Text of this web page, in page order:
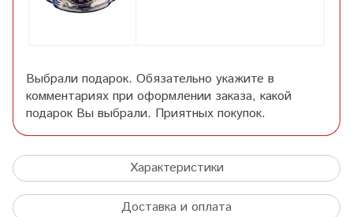
Выбрали подарок. Обязательно укажите в
комментариях при оформлении заказа, какой
подарок Вы выбрали. Приятных покупок.
Характеристики
Доставка и оплата